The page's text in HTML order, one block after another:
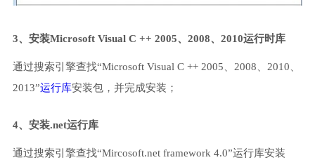
3、安装Microsoft Visual C ++ 2005、2008、2010运行时库
通过搜索引擎查找“Microsoft Visual C ++ 2005、2008、2010、
2013”运行库安装包，并完成安装；
4、安装.net运行库
通过搜索引擎查找“Mircosoft.net framework 4.0”运行库安装